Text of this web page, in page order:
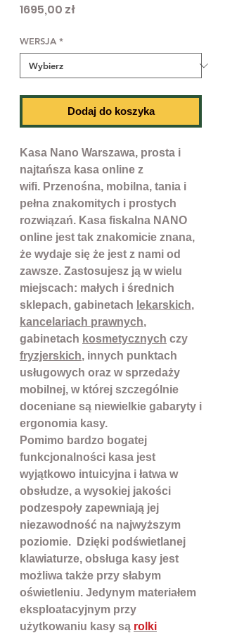
1695,00 złCena
WERSJA *
Dodaj do koszyka
Kasa Nano Warszawa, prosta i
najtańsza kasa online z
wifi. Przenośna, mobilna, tania i
pełna znakomitych i prostych
rozwiązań. Kasa fiskalna NANO
online jest tak znakomicie znana,
że wydaje się że jest z nami od
zawsze. Zastosujesz ją w wielu
miejscach: małych i średnich
sklepach, gabinetach lekarskich,
kancelariach prawnych,
gabinetach kosmetycznych czy
fryzjerskich, innych punktach
usługowych oraz w sprzedaży
mobilnej, w której szczególnie
doceniane są niewielkie gabaryty i
ergonomia kasy.
Pomimo bardzo bogatej
funkcjonalności kasa jest
wyjątkowo intuicyjna i łatwa w
obsłudze, a wysokiej jakości
podzespoły zapewniają jej
niezawodność na najwyższym
poziomie. Dzięki podświetlanej
klawiaturze, obsługa kasy jest
możliwa także przy słabym
oświetleniu. Jedynym materiałem
eksploatacyjnym przy
użytkowaniu kasy są rolki